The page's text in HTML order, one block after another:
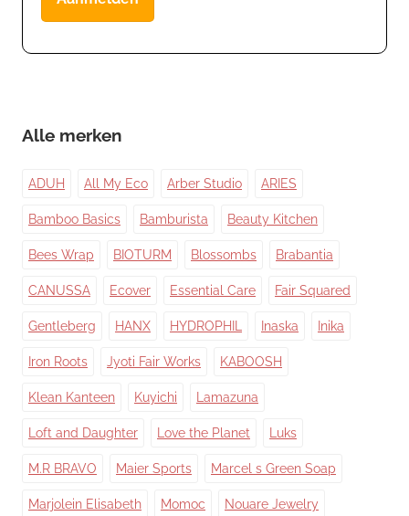
Alle merken
ADUH All My Eco Arber Studio ARIES
Bamboo Basics Bamburista Beauty Kitchen
Bees Wrap BIOTURM Blossombs Brabantia
CANUSSA Ecover Essential Care Fair Squared
Gentleberg HANX HYDROPHIL Inaska Inika
Iron Roots Jyoti Fair Works KABOOSH
Klean Kanteen Kuyichi Lamazuna
Loft and Daughter Love the Planet Luks
M.R BRAVO Maier Sports Marcel s Green Soap
Marjolein Elisabeth Momoc Nouare Jewelry